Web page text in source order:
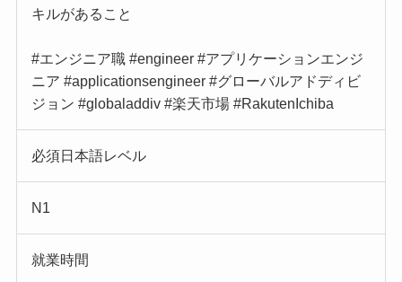
キルがあること
#エンジニア職 #engineer #アプリケーションエンジ
ニア #applicationsengineer #グローバルアドディビ
ジョン #globaladdiv #楽天市場 #RakutenIchiba
必須日本語レベル
N1
就業時間